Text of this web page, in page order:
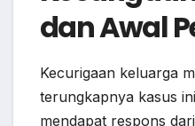
dan Awal
Kecurigaan keluarga
terungkapnya kasus
mendapat respons